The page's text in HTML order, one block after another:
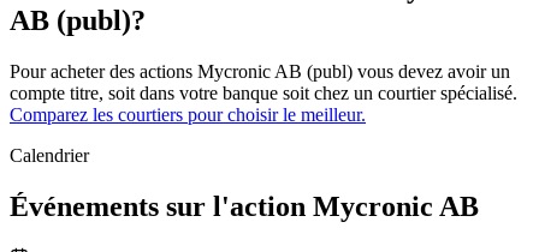
AB (publ)?
Pour acheter des actions Mycronic AB (publ) vous devez avoir un
compte titre, soit dans votre banque soit chez un courtier spécialisé.
Comparez les courtiers pour choisir le meilleur.
Calendrier
Événements sur l'action Mycronic AB